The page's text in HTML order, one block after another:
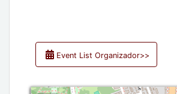
Event List Organizador>>